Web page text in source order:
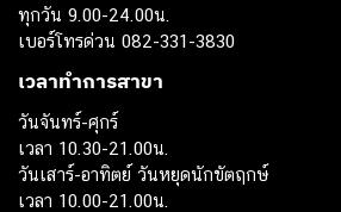
ทุกวัน 9.00-24.00น.
เบอร์โทรด่วน 082-331-3830
เวลาทำการสาขา
วันจันทร์-ศุกร์
เวลา 10.30-21.00น.
วันเสาร์-อาทิตย์ วันหยุดนักขัตฤกษ์
เวลา 10.00-21.00น.